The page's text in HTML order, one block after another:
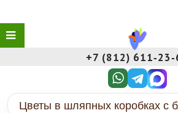
+7 (812)
Цветы в шляпных коробках с